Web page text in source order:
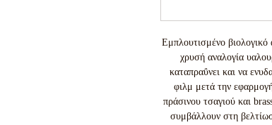
Εμπλουτισμένο
χρυσή αναλογία
καταπραΰνει και να
φιλμ μετά την
πράσινου τσαγιού και
συμβάλλουν στη